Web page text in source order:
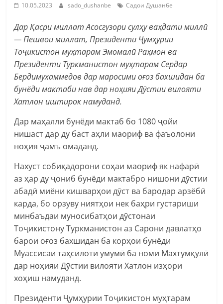
10.05.2023 sado_dushanbe Садои Душанбе
Дар Қасри миллат Асосгузори сулҳу ваҳдати миллӣ
— Пешвои миллат, Президенти Ҷумҳурии
Тоҷикистон муҳтарам Эмомалӣ Раҳмон ва
Президенти Туркманистон муҳтарам Сердар
Бердимухаммедов дар маросими оғоз бахшидан ба
бунёди мактаби нав дар ноҳияи Дӯстии вилояти
Хатлон иштирок намуданд.
Дар маҳалли бунёди мактаб бо 1080 ҷойи
нишаст дар ду баст аҳли маориф ва фаъолони
ноҳия ҷамъ омаданд.
Нахуст собиқадорони соҳаи маориф як нафарӣ
аз ҳар ду ҷониб бунёди мактабро нишони дӯстии
абадӣ миёни кишварҳои дӯст ва бародар арзёбӣ
карда, бо орзуву ниятҳои нек баҳри густариши
минбаъдаи муносибатҳои дӯстонаи
Тоҷикистону Туркманистон аз Сарони давлатҳо
барои оғоз бахшидан ба корҳои бунёди
Муассисаи таҳсилоти умумӣ ба номи Махтумқулӣ
дар ноҳияи Дӯстии вилояти Хатлон изҳори
хоҳиш намуданд.
Президенти Ҷумҳурии Тоҷикистон муҳтарам